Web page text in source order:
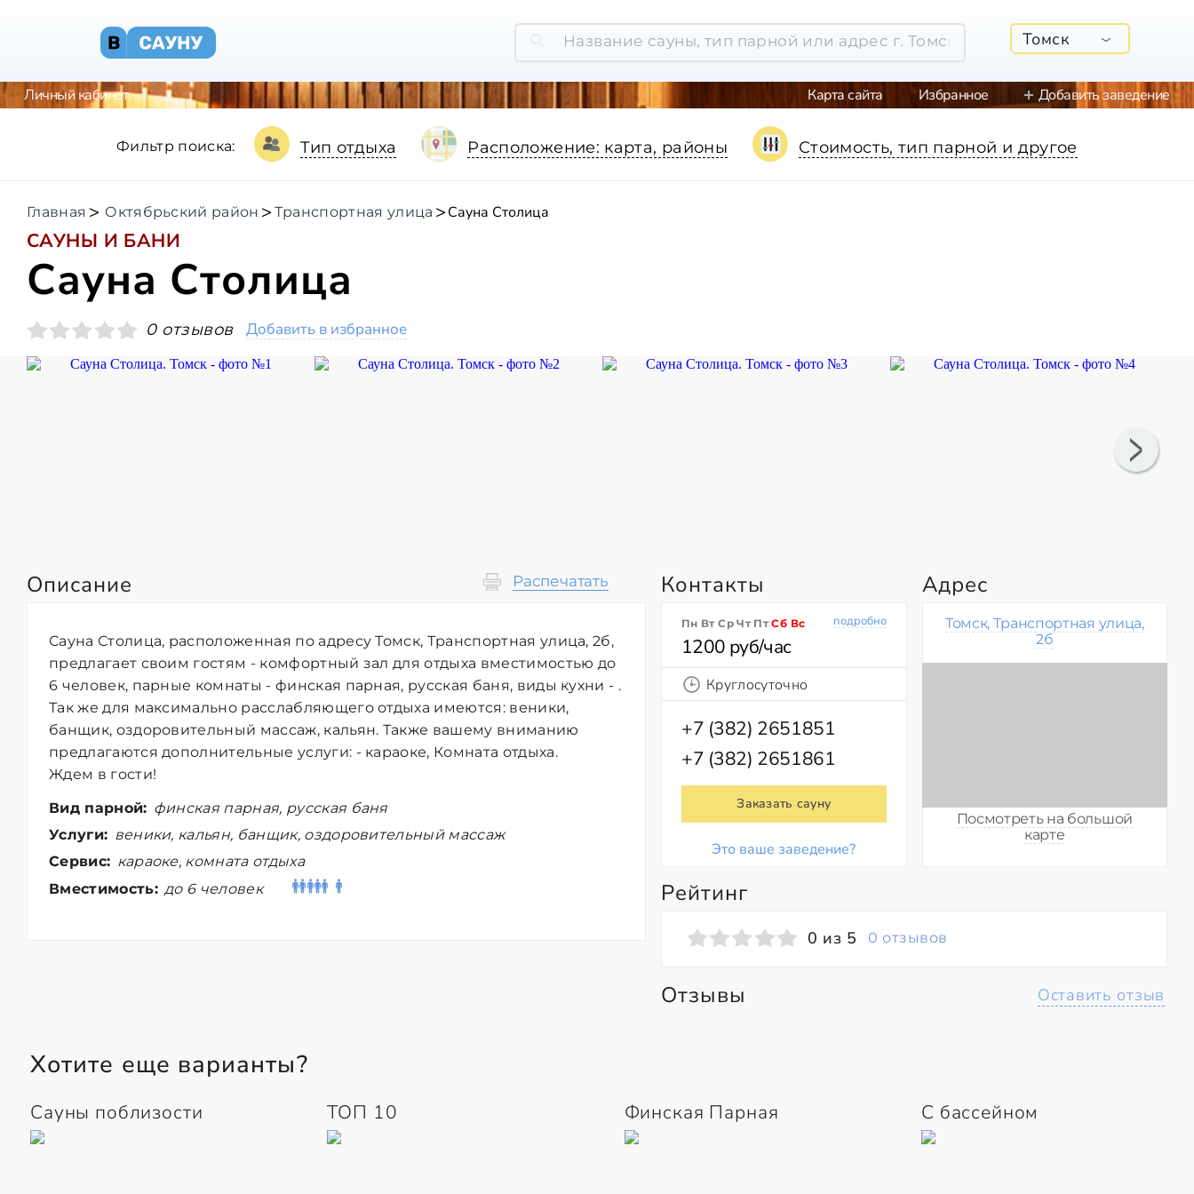
Томск
Личный кабинет Карта сайта Избранное Добавить заведение
Фильтр поиска: Тип отдыха Расположение: карта, районы Стоимость, тип парной и другое
Главная Октябрьский район Транспортная улица Сауна Столица
САУНЫ И БАНИ
Сауна Столица
0 отзывов Добавить в избранное
Описание Распечатать
Сауна Столица, расположенная по адресу Томск, Транспортная улица, 2б,
предлагает своим гостям - комфортный зал для отдыха вместимостью до
6 человек, парные комнаты - финская парная, русская баня, виды кухни - .
Так же для максимально расслабляющего отдыха имеются: веники,
банщик, оздоровительный массаж, кальян. Также вашему вниманию
предлагаются дополнительные услуги: - караоке, Комната отдыха.
Ждем в гости!
Вид парной: финская парная, русская баня
Услуги: веники, кальян, банщик, оздоровительный массаж
Сервис: караоке, комната отдыха
Вместимость: до 6 человек
Контакты
подробно
Пн Вт Ср Чт ПтСб Вс
1200 руб/час
Круглосуточно
+7 (382) 2651851
+7 (382) 2651861
Заказать сауну
Это ваше заведение?
Адрес
Томск, Транспортная улица,
2б
Посмотреть на большой
карте
Рейтинг
0 из 5 0 отзывов
Отзывы Оставить отзыв
Хотите еще варианты?
Сауны поблизости ТОП 10 Финская Парная С бассейном